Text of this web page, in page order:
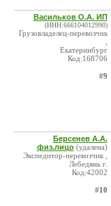
Васильков О.А. ИП
(ИНН:666104012990)
Грузовладелец-перевозчик
Екатеринбург
Код:168706
#9
Берсенев А.А.
физ.лицо (удалена)
Экспедитор-перевозчик ,
Лебедянь г.
Код:42002
#10